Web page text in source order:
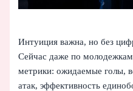
Интуиция важна, но без
Сейчас даже по
метрики: ожидаемые голы,
атак, эффективность